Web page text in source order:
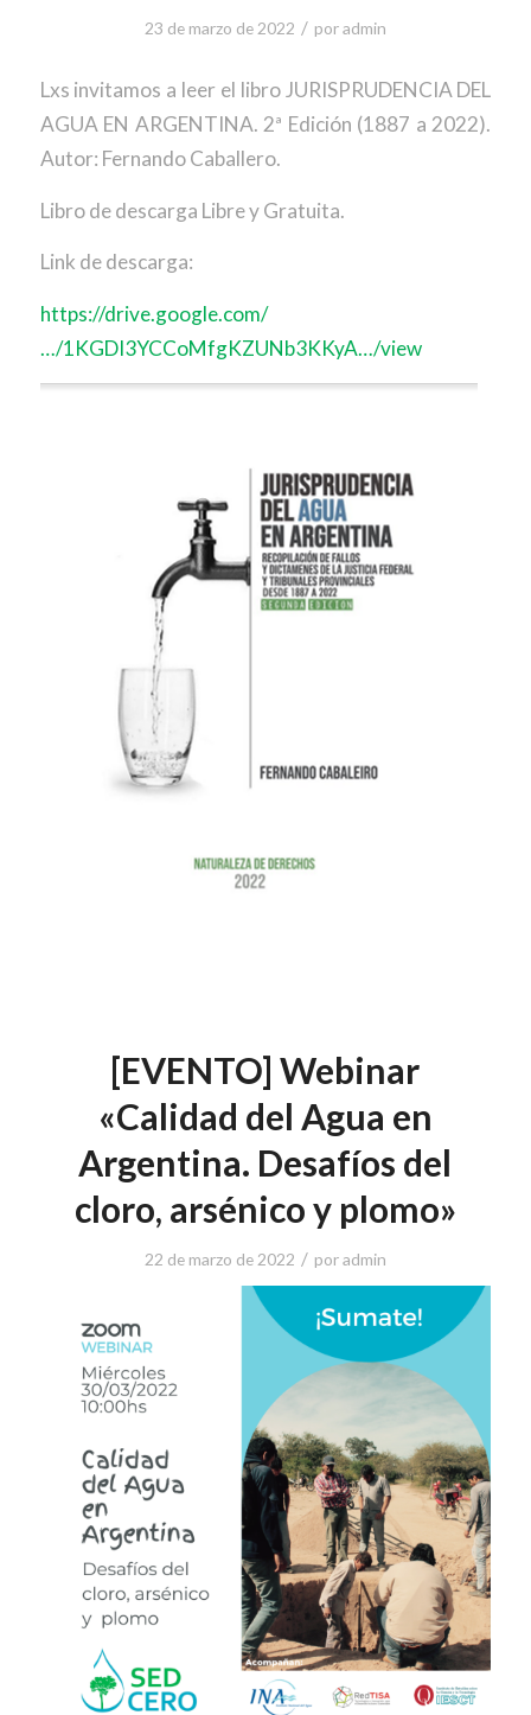
23 de marzo de 2022 / poradmin
Lxs invitamos a leer el libro JURISPRUDENCIA DEL
AGUA EN ARGENTINA. 2ª Edición (1887 a 2022).
Autor: Fernando Caballero.
Libro de descarga Libre y Gratuita.
Link de descarga:
https://drive.google.com/
…/1KGDI3YCCoMfgKZUNb3KKyA…/view
[EVENTO] Webinar
«Calidad del Agua en
Argentina. Desafíos del
cloro, arsénico y plomo»
22 de marzo de 2022 / poradmin